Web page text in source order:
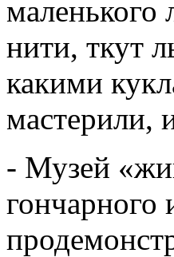
маленького
нити, ткут
какими
мастерили,
- Музей
гончарного